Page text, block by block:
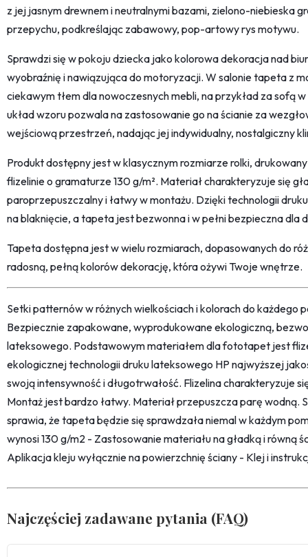
z jej jasnym drewnem i neutralnymi bazami, zielono-niebieska
przepychu, podkreślając zabawowy, pop-artowy rys motywu.
Sprawdzi się w pokoju dziecka jako kolorowa dekoracja nad
wyobraźnię i nawiązująca do motoryzacji. W salonie tapeta z
ciekawym tłem dla nowoczesnych mebli, na przykład za sofą
układ wzoru pozwala na zastosowanie go na ścianie za
wejściową przestrzeń, nadając jej indywidualny, nostalgiczny
Produkt dostępny jest w klasycznym rozmiarze rolki,
flizelinie o gramaturze 130 g/m². Materiał charakteryzuje się
paroprzepuszczalny i łatwy w montażu. Dzięki technologii
na blaknięcie, a tapeta jest bezwonna i w pełni bezpieczna dla
Tapeta dostępna jest w wielu rozmiarach, dopasowanych do
radosną, pełną kolorów dekorację, która ożywi Twoje wnętrze.
Setki patternów w różnych wielkościach i kolorach do każdego
Bezpiecznie zapakowane, wyprodukowane ekologiczną,
lateksowego. Podstawowym materiałem dla fototapet jest
ekologicznej technologii druku lateksowego HP najwyższej
swoją intensywność i długotrwałość. Flizelina charakteryzuje
Montaż jest bardzo łatwy. Materiał przepuszcza parę wodną.
sprawia, że tapeta będzie się sprawdzała niemal w każdym
wynosi 130 g/m2 - Zastosowanie materiału na gładką i równą
Aplikacja kleju wyłącznie na powierzchnię ściany - Klej i
Najczęściej zadawane pytania (FAQ)